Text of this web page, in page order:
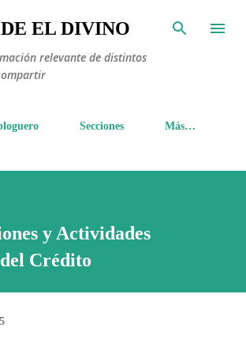
Ir al contenido principal
EL DIVINO
relevante de distintos
Secciones Más…
y Actividades
Crédito